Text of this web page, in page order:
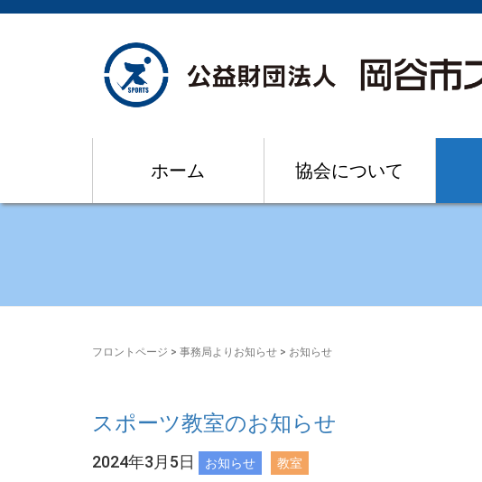
ホーム 協会について
フロントページ > 事務局よりお知らせ > お知らせ
スポーツ教室のお知らせ
2024年3月5日 お知らせ 教室